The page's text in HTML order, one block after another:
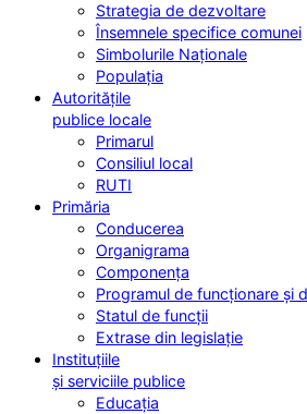
Strategia de dezvoltare
Însemnele specifice comunei
Simbolurile Naționale
Populația
Autoritățile
publice locale
Primarul
Consiliul local
RUTI
Primăria
Conducerea
Organigrama
Componența
Programul de funcționare și
Statul de funcții
Extrase din legislație
Instituțiile
și serviciile publice
Educația